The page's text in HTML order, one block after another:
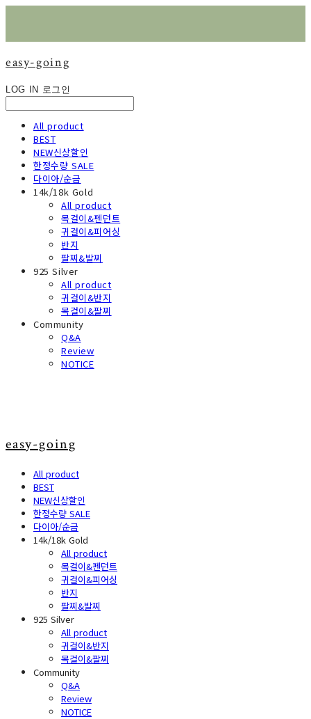
easy-going
LOG IN 로그인
All product
BEST
NEW신상할인
한정수량 SALE
다이아/순금
14k/18k Gold
All product
목걸이&펜던트
귀걸이&피어싱
반지
팔찌&발찌
925 Silver
All product
귀걸이&반지
목걸이&팔찌
Community
Q&A
Review
NOTICE
easy-going
All product
BEST
NEW신상할인
한정수량 SALE
다이아/순금
14k/18k Gold
All product
목걸이&펜던트
귀걸이&피어싱
반지
팔찌&발찌
925 Silver
All product
귀걸이&반지
목걸이&팔찌
Community
Q&A
Review
NOTICE